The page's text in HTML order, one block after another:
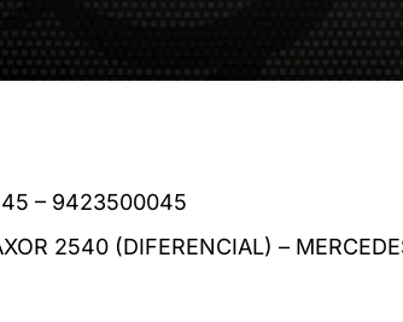
– 9423500045
2540 (DIFERENCIAL) –